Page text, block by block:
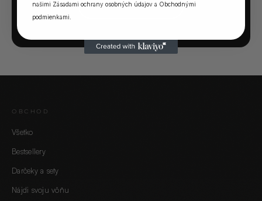
SPUSTIŤ KVÍZ →
OBCHOD
Všetko
Bestsellery
Darčeky a sety
Nájdi svoju vôňu
našimi Zásadami ochrany osobných údajov a Obchodnými
podmienkami